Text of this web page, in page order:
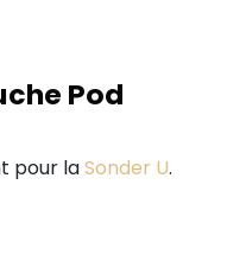
Pod
pour laSonder U.